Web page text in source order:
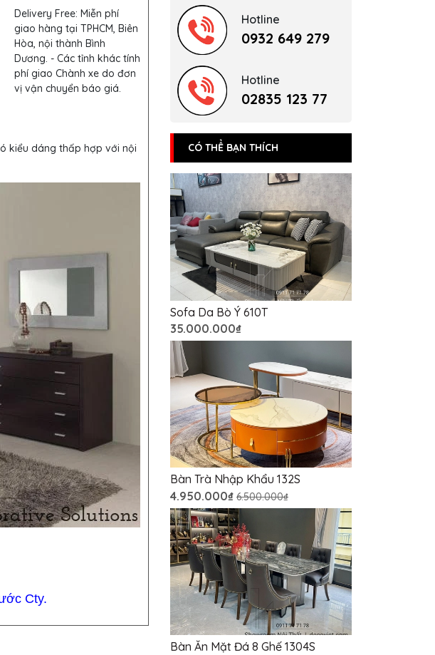
Delivery Free: Miễn phí
giao hàng tại TPHCM, Biên
Hòa, nội thành Bình
Dương. - Các tỉnh khác tính
phí giao Chành xe do đơn
vị vận chuyển báo giá.
kiểu dáng thấp hợp với nội
Cty.
Hotline
0932 649 279
Hotline
02835 123 77
CÓ THỂ BẠN THÍCH
Sofa Da Bò Ý 610T
35.000.000₫
Bàn Trà Nhập Khẩu 132S
4.950.000₫ 6.500.000₫
Bàn Ăn Mặt Đá 8 Ghế 1304S